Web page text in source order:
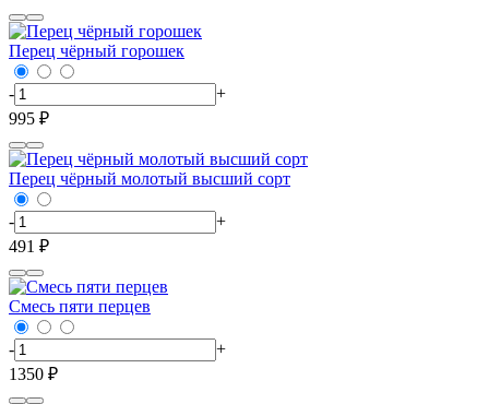
Перец чёрный горошек
-
+
995 ₽
Перец чёрный молотый высший сорт
-
+
491 ₽
Смесь пяти перцев
-
+
1350 ₽